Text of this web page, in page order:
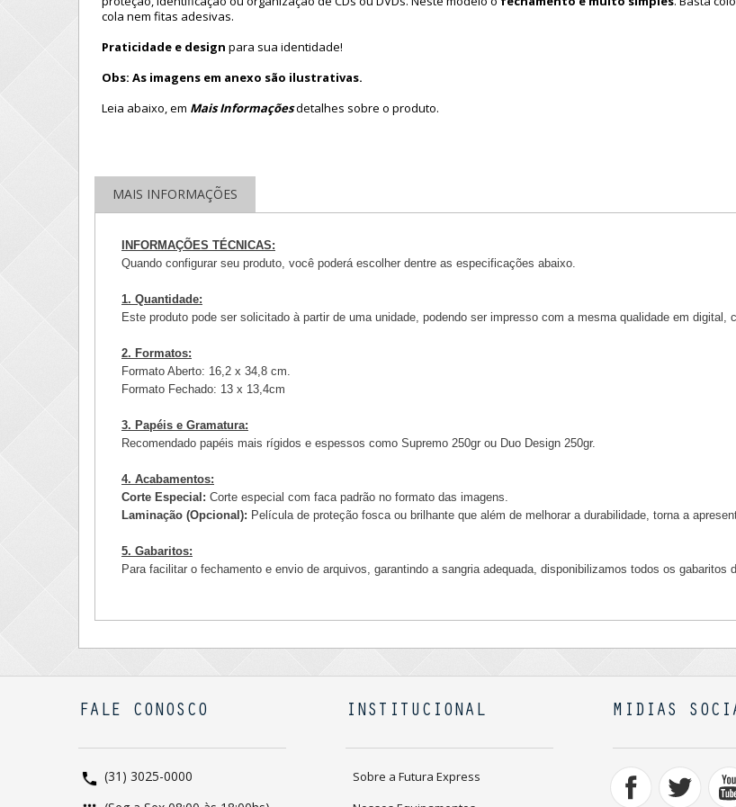
cola nem fitas adesivas.
Praticidade e design para sua identidade!
Obs: As imagens em anexo são ilustrativas.
Leia abaixo, em Mais Informaçõesdetalhes sobre o produto.
MAIS INFORMAÇÕES
INFORMAÇÕES TÉCNICAS:
Quando configurar seu produto, você poderá escolher dentre as especificações abaixo.
1. Quantidade:
Este produto pode ser solicitado à partir de uma unidade, podendo ser impresso com a mesma qualidade em digital,
2. Formatos:
Formato Aberto: 16,2 x 34,8 cm.
Formato Fechado: 13 x 13,4cm
3. Papéis e Gramatura:
Recomendado papéis mais rígidos e espessos como Supremo 250gr ou Duo Design 250gr.
4. Acabamentos:
Corte Especial: Corte especial com faca padrão no formato das imagens.
Laminação (Opcional): Película de proteção fosca ou brilhante que além de melhorar a durabilidade, torna a
5. Gabaritos:
Para facilitar o fechamento e envio de arquivos, garantindo a sangria adequada, disponibilizamos todos os gabaritos
FALE CONOSCO
(31) 3025-0000
INSTITUCIONAL
Sobre a Futura Express
MIDIAS